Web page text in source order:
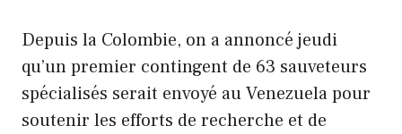
Depuis la Colombie, on a annoncé jeudi
qu’un premier contingent de 63 sauveteurs
spécialisés serait envoyé au Venezuela pour
soutenir les efforts de recherche et de